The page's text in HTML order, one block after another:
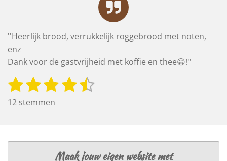
''Heerlijk brood, verrukkelijk roggebrood met noten,
enz
Dank voor de gastvrijheid met koffie en thee😀!''
R
a
t
g
1
s
r
2
s
r
3
s
r
4
r
5
r
S
12 stemmen
Maak jouw eigen website met